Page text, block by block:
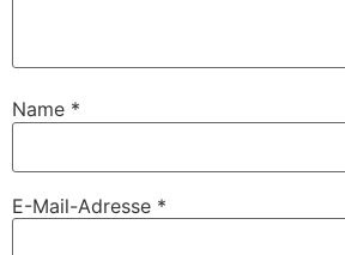
Name *
E-Mail-Adresse *